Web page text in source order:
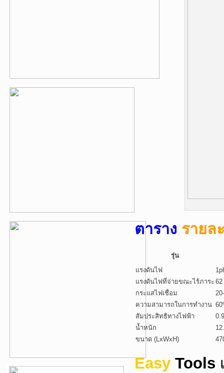
ตาราง รายล
รุ่น
แรงดันไฟ
แรงดันไฟที่จ่ายขณะไร้ภาระ 62
กระแสไฟเชื่อม
ความสามารถในการทำงาน
สัมประสิทธิทางไฟฟ้า
น้ำหนัก
ขนาด (LxWxH)
Easy Tools